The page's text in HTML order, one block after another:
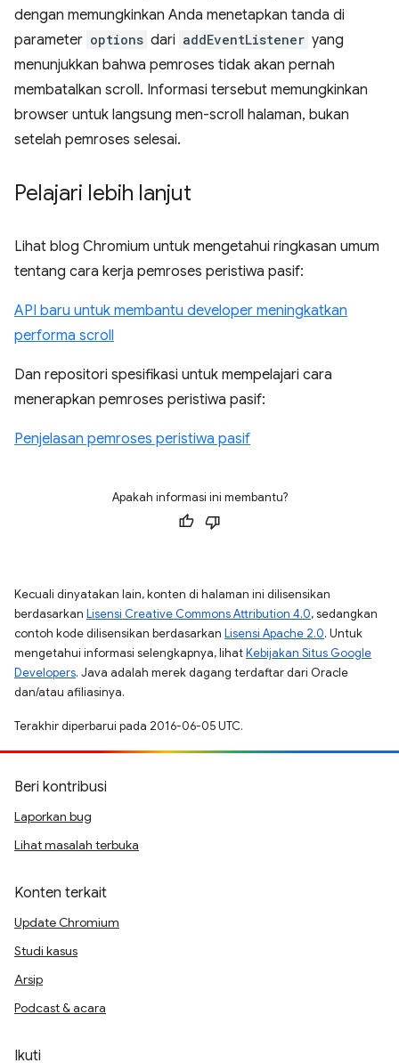
dengan memungkinkan Anda menetapkan tanda di
parameter options dari addEventListener yang
menunjukkan bahwa pemroses tidak akan pernah
membatalkan scroll. Informasi tersebut memungkinkan
browser untuk langsung men-scroll halaman, bukan
setelah pemroses selesai.
Pelajari lebih lanjut
Lihat blog Chromium untuk mengetahui ringkasan umum
tentang cara kerja pemroses peristiwa pasif:
API baru untuk membantu developer meningkatkan
performa scroll
Dan repositori spesifikasi untuk mempelajari cara
menerapkan pemroses peristiwa pasif:
Penjelasan pemroses peristiwa pasif
Apakah informasi ini membantu?
Kecuali dinyatakan lain, konten di halaman ini dilisensikan
berdasarkan Lisensi Creative Commons Attribution 4.0, sedangkan
contoh kode dilisensikan berdasarkan Lisensi Apache 2.0. Untuk
mengetahui informasi selengkapnya, lihatKebijakan Situs Google
Developers. Java adalah merek dagang terdaftar dari Oracle
dan/atau afiliasinya.
Terakhir diperbarui pada 2016-06-05 UTC.
Beri kontribusi
Laporkan bug
Lihat masalah terbuka
Konten terkait
Update Chromium
Studi kasus
Arsip
Podcast & acara
Ikuti